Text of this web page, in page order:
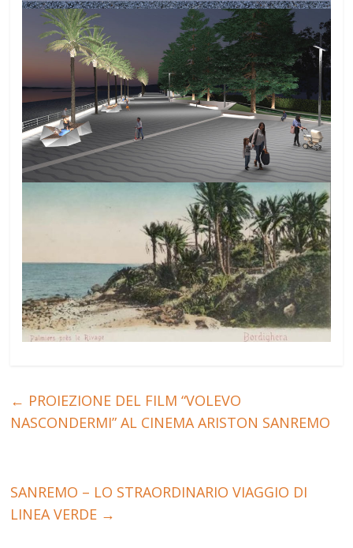
← PROIEZIONE DEL FILM “VOLEVO
NASCONDERMI” AL CINEMA ARISTON SANREMO
SANREMO – LO STRAORDINARIO VIAGGIO DI
LINEA VERDE →